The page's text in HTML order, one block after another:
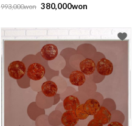
993,000won 380,000won